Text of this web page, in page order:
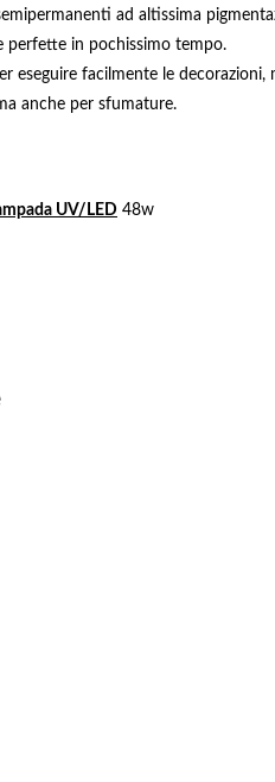
ad altissima
perfette in pochissimo tempo.
eseguire facilmente le
anche per sfumature.
UV/LED 48w